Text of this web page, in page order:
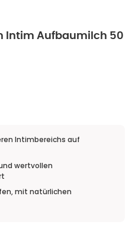
Intim Aufbaumilch 50
Intimbereichs auf
wertvollen
mit natürlichen